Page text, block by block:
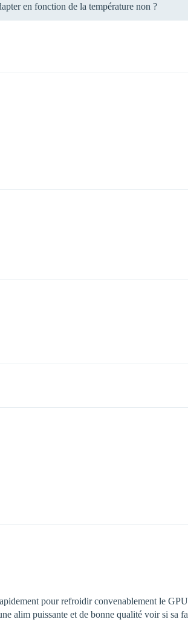
en fonction de la température non ?
pour refroidir convenablement le
alim puissante et de bonne qualité voir si sa